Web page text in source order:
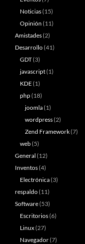
Noticias(15)
Opinión (11)
Amistades(2)
Desarrollo(41)
GDT(3)
javascript(1)
KDE(1)
php(18)
joomla(1)
wordpress(2)
Zend Framework(7)
web(5)
General (12)
Inventos(4)
Electrónica(3)
respaldo(11)
Software(53)
Escritorios(6)
Linux(27)
Navegador(7)